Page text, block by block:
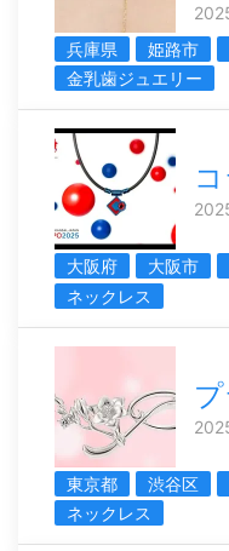
兵庫県
姫路市
金乳歯ジュエリー
大阪府 大阪市
ネックレス
東京都 渋谷区
ネックレス